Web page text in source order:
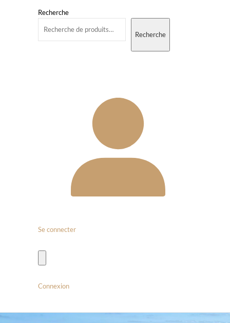
Recherche
Recherche
Se connecter
Connexion